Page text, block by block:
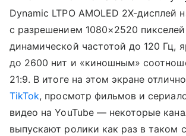
Dynamic LTPO AMOLED 2X-дисплей
с разрешением 1080×2520
динамической частотой до 120 Гц,
до 2600 нит и «киношным»
21:9. В итоге на этом экране
TikTok, просмотр фильмов и
видео на YouTube — некоторые
выпускают ролики как раз в таком